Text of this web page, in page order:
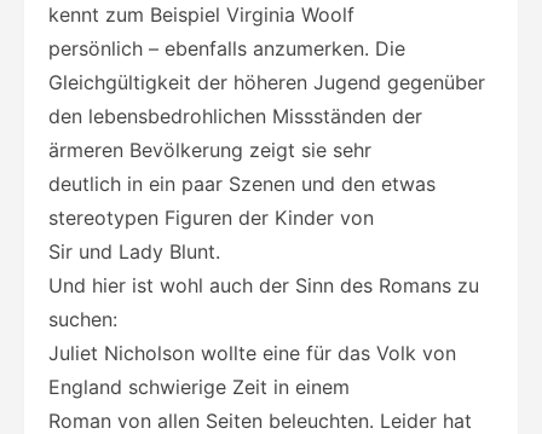
kennt zum Beispiel Virginia Woolf
persönlich – ebenfalls anzumerken. Die
Gleichgültigkeit der höheren Jugend gegenüber
den lebensbedrohlichen Missständen der
ärmeren Bevölkerung zeigt sie sehr
deutlich in ein paar Szenen und den etwas
stereotypen Figuren der Kinder von
Sir und Lady Blunt.
Und hier ist wohl auch der Sinn des Romans zu
suchen:
Juliet Nicholson wollte eine für das Volk von
England schwierige Zeit in einem
Roman von allen Seiten beleuchten. Leider hat